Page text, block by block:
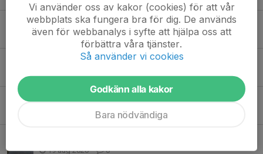
Inför säsongen 2023
23 apr 2023 0
Lagbild och enskilda bilder klara
4 jun 2022 1
Sista utomhusträningen!
0
19 aug 2020 0
Vi använder oss av kakor (cookies) för att vår
webbplats ska fungera bra för dig. De används
även för webbanalys i syfte att hjälpa oss att
förbättra våra tjänster.
Så använder vi cookies
Godkänn alla kakor
Bara nödvändiga